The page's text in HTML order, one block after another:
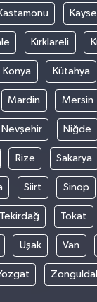
Kırklareli
Konya Kütahya
Mardin Mersin
Nevşehir Niğde
Rize Sakarya
Siirt Sinop
Tekirdağ Tokat
Uşak Van